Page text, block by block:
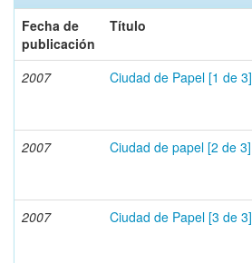
Fecha de
publicación
Título
2007 Ciudad de Papel [1 de 3]
2007
Ciudad de papel [2 de 3]
2007
Ciudad de Papel [3 de 3]